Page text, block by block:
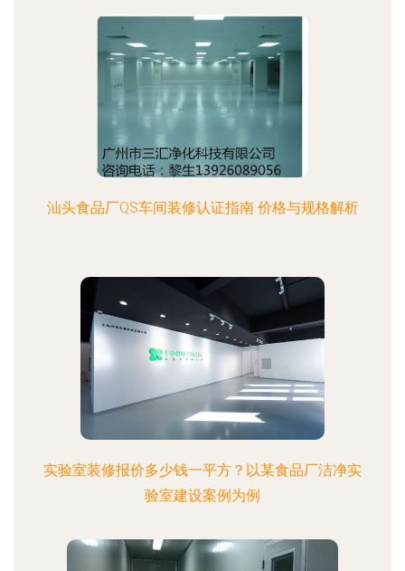
汕头食品厂QS车间装修认证指南 价格与规格解析
实验室装修报价多少钱一平方？以某食品厂洁净实
验室建设案例为例